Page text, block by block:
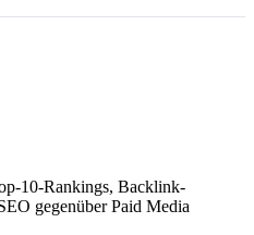
10-Rankings, Backlink-
gegenüber Paid Media